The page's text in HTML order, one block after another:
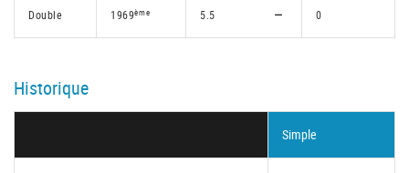
Double 1969ème 5.5 0
Historique
Simple